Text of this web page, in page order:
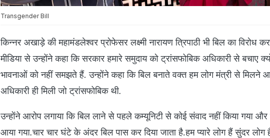
Transgender Bill
किन्नर अखाड़े की महामंडलेश्वर प्रोफेसर लक्ष्मी नारायण त्रिपाठी भी बिल का विरोध
मीडिया से उन्होंने कहा कि सरकार हमारे समुदाय को ट्रांसफोबिक अधिकारी से बचाए
भावनाओं को नहीं समझते हैं. उन्होंने कहा कि बिल बनाते वक्त हम लोग मंत्री से
अधिकारी ही मिली जो ट्रांसफोबिक थी.
उन्होंने आरोप लगाया कि बिल लाने से पहले कम्यूनिटी से कोई संवाद नहीं किया गया
आया गया.चार चार घंटे के अंदर बिल पास कर दिया जाता है.हम प्यारे लोग हैं सुंदर लोग